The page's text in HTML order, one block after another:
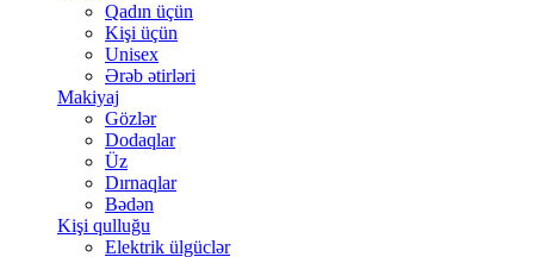
Qadın üçün
Kişi üçün
Unisex
Ərəb ətirləri
Makiyaj
Gözlər
Dodaqlar
Üz
Dırnaqlar
Bədən
Kişi qulluğu
Elektrik ülgüclər